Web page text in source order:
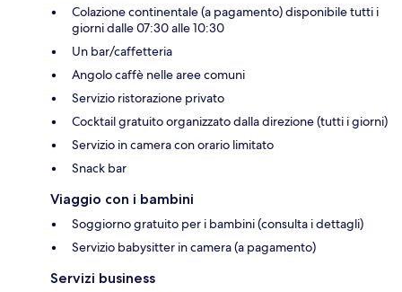
Colazione continentale (a pagamento) disponibile tutti i
giorni dalle 07:30 alle 10:30
Un bar/caffetteria
Angolo caffè nelle aree comuni
Servizio ristorazione privato
Cocktail gratuito organizzato dalla direzione (tutti i giorni)
Servizio in camera con orario limitato
Snack bar
Viaggio con i bambini
Soggiorno gratuito per i bambini (consulta i dettagli)
Servizio babysitter in camera (a pagamento)
Servizi business